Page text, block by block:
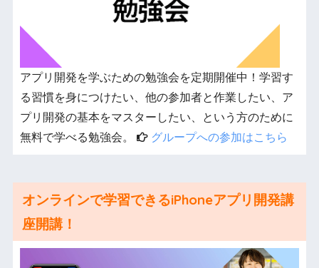
アプリ開発を学ぶための勉強会を定期開催中！学習す
る習慣を身につけたい、他の参加者と作業したい、ア
プリ開発の基本をマスターしたい、という方のために
無料で学べる勉強会。
グループへの参加はこちら
オンラインで学習できるiPhoneアプリ開発講
座開講！